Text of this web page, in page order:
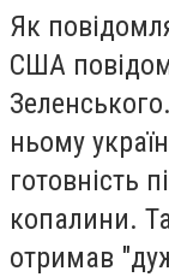
Як
США
ньому
готовність
копалини.
отримав